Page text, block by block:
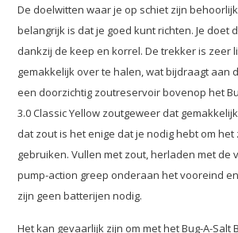
De doelwitten waar je op schiet zijn
belangrijk is dat je goed kunt richten. Je doet
dankzij de keep en korrel. De trekker is zeer
gemakkelijk over te halen, wat bijdraagt aan
een doorzichtig zoutreservoir bovenop het
3.0 Classic Yellow zoutgeweer dat
dat zout is het enige dat je nodig hebt om
gebruiken. Vullen met zout, herladen met de
pump-action greep onderaan het vooreind
zijn geen batterijen nodig.
Het kan gevaarlijk zijn om met het Bug-A-Salt